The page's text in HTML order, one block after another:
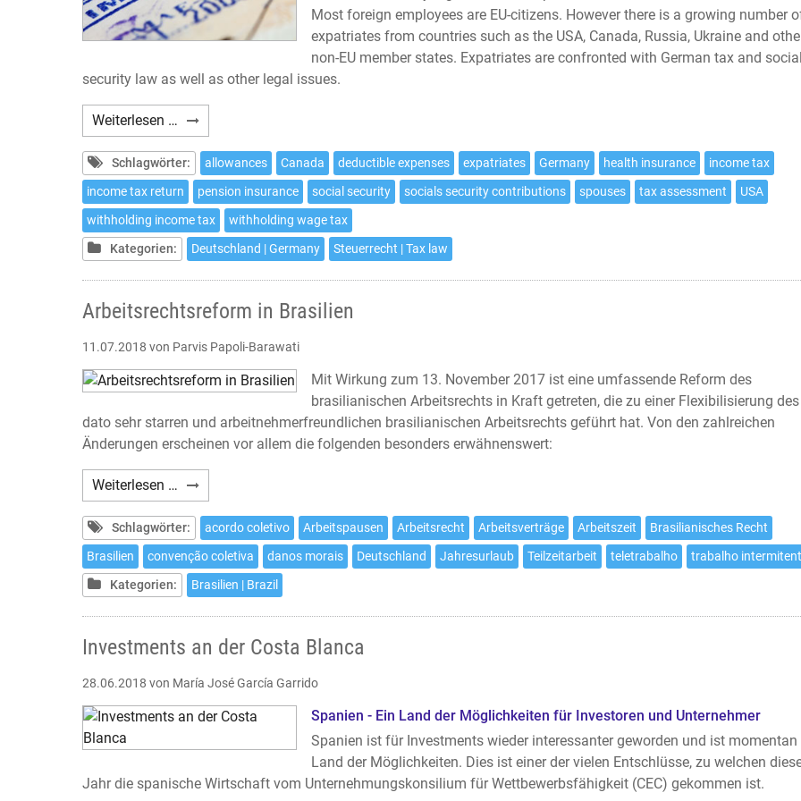
Most foreign employees are EU-citizens. However there is a growing number
expatriates from countries such as the USA, Canada, Russia, Ukraine and
non-EU member states. Expatriates are confronted with German tax and social
security law as well as other legal issues.
Weiterlesen … Expatriates:
10
tax
issues
to
be
considered
in
Schlagwörter: allowances Canada deductible expenses expatriates Germany health insurance
income tax
income tax return
pension insurance social security socials security contributions spouses tax assessment
USA
withholding income tax
withholding wage tax
Kategorien:
Deutschland | Germany Steuerrecht | Tax law
Arbeitsrechtsreform in Brasilien
11.07.2018 von Parvis Papoli-Barawati
Mit Wirkung zum 13. November 2017 ist eine umfassende Reform des
brasilianischen Arbeitsrechts in Kraft getreten, die zu einer Flexibilisierung
dato sehr starren und arbeitnehmerfreundlichen brasilianischen Arbeitsrechts geführt hat. Von den zahlreichen
Änderungen erscheinen vor allem die folgenden besonders erwähnenswert:
Weiterlesen … Arbeitsrechtsreform
in
Brasilien
Schlagwörter: acordo coletivo Arbeitspausen Arbeitsrecht Arbeitsverträge Arbeitszeit
Brasilianisches Recht
Brasilien
convenção coletiva danos morais Deutschland Jahresurlaub Teilzeitarbeit teletrabalho
trabalho
Kategorien:
Brasilien | Brazil
Investments an der Costa Blanca
28.06.2018 von María José García Garrido
Spanien - Ein Land der Möglichkeiten für Investoren und Unternehmer
Spanien ist für Investments wieder interessanter geworden und ist momentan
Land der Möglichkeiten. Dies ist einer der vielen Entschlüsse, zu welchen
Jahr die spanische Wirtschaft vom Unternehmungskonsilium für Wettbewerbsfähigkeit (CEC) gekommen ist.